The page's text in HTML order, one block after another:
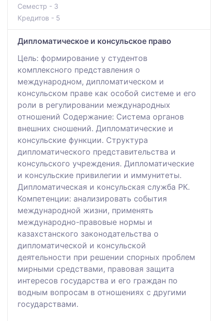
Семестр - 3
Кредитов - 5
Дипломатическое и консульское право
Цель: формирование у студентов
комплексного представления о
международном, дипломатическом и
консульском праве как особой системе и его
роли в регулировании международных
отношений Содержание: Система органов
внешних сношений. Дипломатические и
консульские функции. Структура
дипломатического представительства и
консульского учреждения. Дипломатические
и консульские привилегии и иммунитеты.
Дипломатическая и консульская служба РК.
Компетенции: анализировать события
международной жизни, применять
международно-правовые нормы и
казахстанского законодательства о
дипломатической и консульской
деятельности при решении спорных проблем
мирными средствами, правовая защита
интересов государства и его граждан по
водным вопросам в отношениях с другими
государствами.